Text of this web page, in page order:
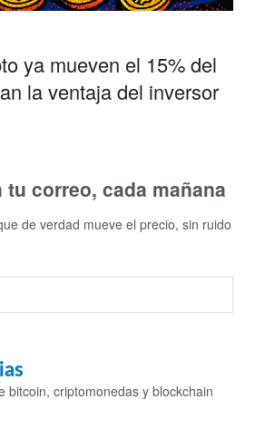
ya mueven el 15% del
la ventaja del inversor
tu correo, cada mañana
de verdad mueve el precio, sin ruido
bitcoin, criptomonedas y blockchain